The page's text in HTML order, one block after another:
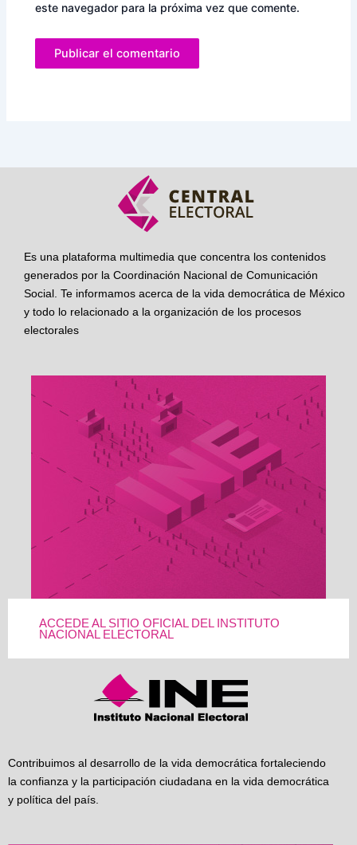
este navegador para la próxima vez que comente.
Es una plataforma multimedia que concentra los contenidos
generados por la Coordinación Nacional de Comunicación
Social. Te informamos acerca de la vida democrática de México
y todo lo relacionado a la organización de los procesos
electorales
ACCEDE AL SITIO OFICIAL DEL INSTITUTO
NACIONAL ELECTORAL
Contribuimos al desarrollo de la vida democrática fortaleciendo
la confianza y la participación ciudadana en la vida democrática
y política del país.